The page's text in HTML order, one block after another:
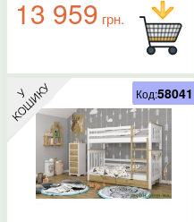
13 959 грн.
Код:58041